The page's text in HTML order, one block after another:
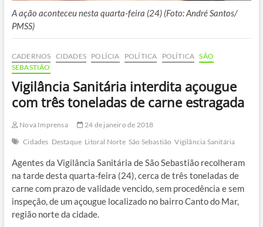
A ação aconteceu nesta quarta-feira (24) (Foto: André Santos/
PMSS)
CADERNOS CIDADES POLÍCIA POLÍTICA POLÍTICA SÃO
SEBASTIÃO
Vigilância Sanitária interdita açougue
com três toneladas de carne estragada
Nova Imprensa
24 de janeiro de 2018
Cidades Destaque Litoral Norte São Sebastião Vigilância Sanitária
Agentes da Vigilância Sanitária de São Sebastião recolheram
na tarde desta quarta-feira (24), cerca de três toneladas de
carne com prazo de validade vencido, sem procedência e sem
inspeção, de um açougue localizado no bairro Canto do Mar,
região norte da cidade.